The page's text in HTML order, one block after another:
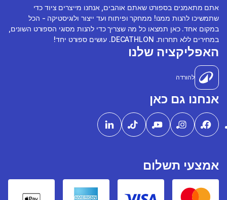
אתם מתאמנים בספורט שאתם אוהבים, אנחנו מייצרים ציוד כדי
שתמשיכו להנות ממנו! ממחקר ופיתוח ועד ייצור ולוגיסטיקה - הכל
במקום אחד. כאן תמצאו כל מה שצריך כדי להנות מסוגי הספורט השונים,
במחירים ללא תחרות. DECATHLON. עושים ספורט יחד!
האפליקציה שלנו
להורדה
אנחנו גם כאן
אמצעי תשלום